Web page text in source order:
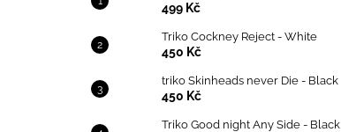
499 Kč
Triko Cockney Reject - White
450 Kč
triko Skinheads never Die - Black
450 Kč
Triko Good night Any Side - Black